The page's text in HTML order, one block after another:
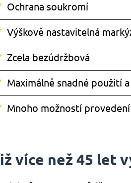
Ochrana soukromí
Výškově nastavitelná
Zcela bezúdržbová
Maximálně snadné použití
Mnoho možností
více než 45 let